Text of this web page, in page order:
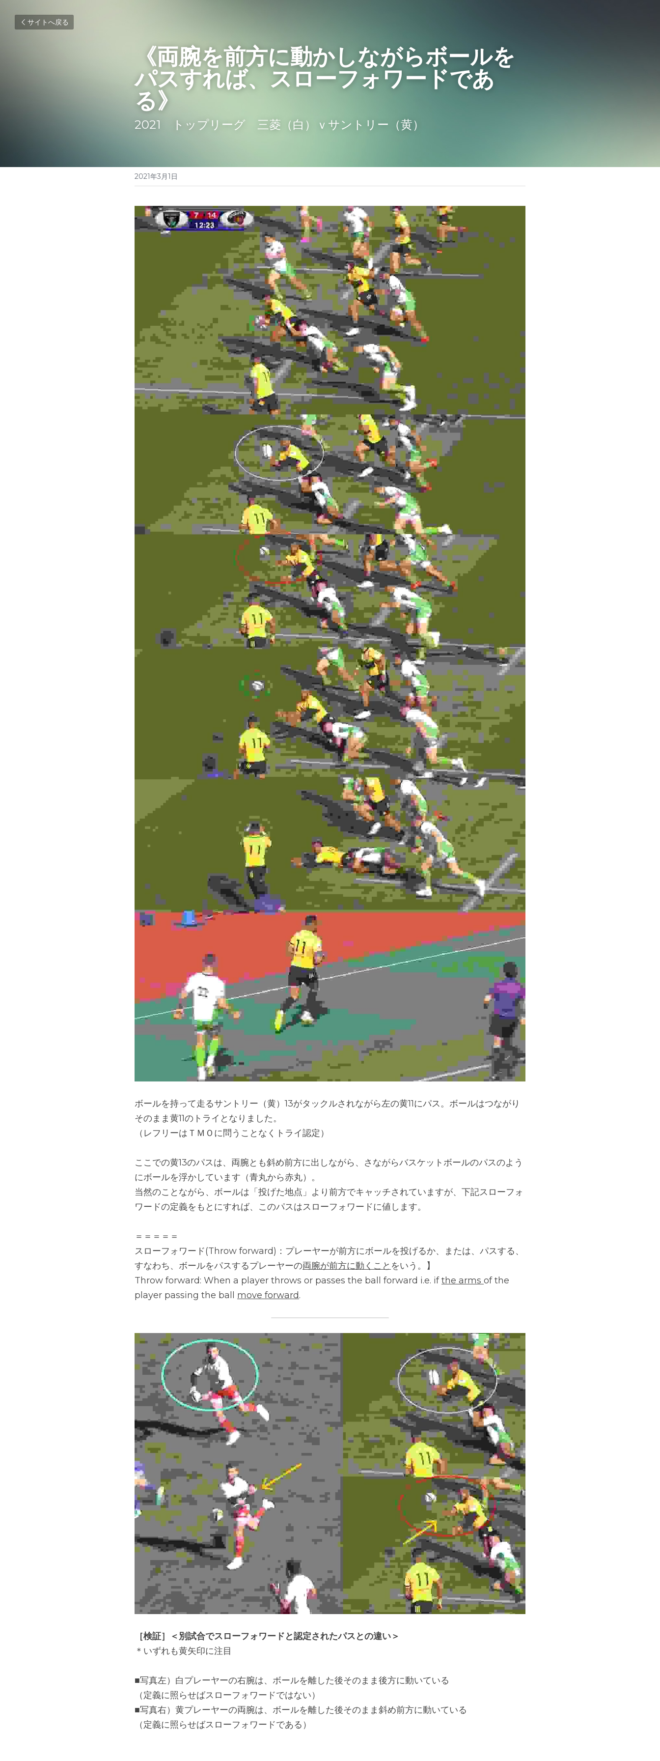
サイトへ戻る
《両腕を前方に動かしながらボールを
パスすれば、スローフォワードであ
る》
2021　トップリーグ　三菱（白）ｖサントリー（黄）
2021年3月1日
ボールを持って走るサントリー（黄）13がタックルされながら左の黄11にパス。ボールはつながり
そのまま黄11のトライとなりました。
（レフリーはＴＭＯに問うことなくトライ認定）
ここでの黄13のパスは、両腕とも斜め前方に出しながら、さながらバスケットボールのパスのよう
にボールを浮かしています（青丸から赤丸）。
当然のことながら、ボールは「投げた地点」より前方でキャッチされていますが、下記スローフォ
ワードの定義をもとにすれば、このパスはスローフォワードに値します。
＝＝＝＝＝
スローフォワード(Throw forward)：プレーヤーが前方にボールを投げるか、または、パスする、
すなわち、ボールをパスするプレーヤーの両腕が前方に動くこと をいう。】
Throw forward: When a player throws or passes the ball forward i.e. if the arms of the
player passing the ball move forward.
［検証］＜別試合でスローフォワードと認定されたパスとの違い＞
＊いずれも黄矢印に注目
■写真左）白プレーヤーの右腕は、ボールを離した後そのまま後方に動いている
（定義に照らせばスローフォワードではない）
■写真右）黄プレーヤーの両腕は、ボールを離した後そのまま斜め前方に動いている
（定義に照らせばスローフォワードである）